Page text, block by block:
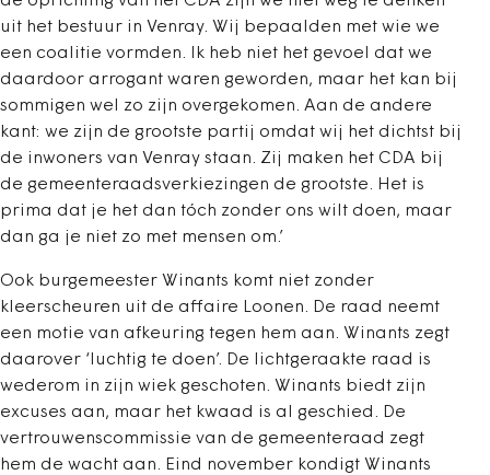
uit het bestuur in Venray. Wij bepaalden met wie we
een coalitie vormden. Ik heb niet het gevoel dat we
daardoor arrogant waren geworden, maar het kan bij
sommigen wel zo zijn overgekomen. Aan de andere
kant: we zijn de grootste partij omdat wij het dichtst bij
de inwoners van Venray staan. Zij maken het CDA bij
de gemeenteraadsverkiezingen de grootste. Het is
prima dat je het dan tóch zonder ons wilt doen, maar
dan ga je niet zo met mensen om.’
Ook burgemeester Winants komt niet zonder
kleerscheuren uit de affaire Loonen. De raad neemt
een motie van afkeuring tegen hem aan. Winants zegt
daarover ‘luchtig te doen’. De lichtgeraakte raad is
wederom in zijn wiek geschoten. Winants biedt zijn
excuses aan, maar het kwaad is al geschied. De
vertrouwenscommissie van de gemeenteraad zegt
hem de wacht aan. Eind november kondigt Winants